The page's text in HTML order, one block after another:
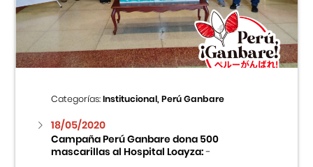
Centro Cultural Peruano Japonés
Cursos
Museo de la Inmigración Japonesa
Fondo Editorial
Teatro Peruano Japonés
Categorías:Institucional, Perú Ganbare
18/05/2020
Campaña Perú Ganbare dona 500
mascarillas al Hospital Loayza:-